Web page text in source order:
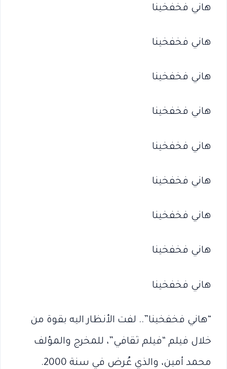
هاني فخفخينا
هاني فخفخينا
هاني فخفخينا
هاني فخفخينا
هاني فخفخينا
هاني فخفخينا
هاني فخفخينا
هاني فخفخينا
هاني فخفخينا
“هاني فخفخينا”.. لفت الأنظار اليه بقوة من
خلال فيلم “فيلم ثقافي”، للمخرج والمؤلف
محمد أمين، والذي عُرض في سنة 2000.